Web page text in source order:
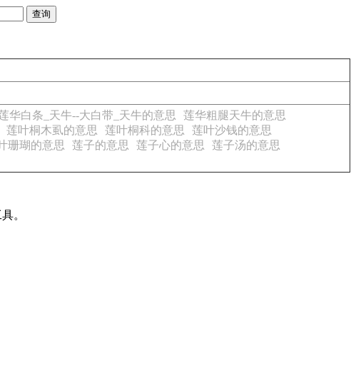
华白条_天牛--大白带_天牛的意思
莲华粗腿天牛的意思
莲叶桐木虱的意思 莲叶桐科的意思
莲叶沙钱的意思
珊瑚的意思 莲子的意思 莲子心的意思
莲子汤的意思
。